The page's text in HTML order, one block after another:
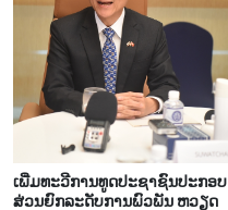
ເພີ່ມ​ທະ​ວີ​ການ​ທູດ​ປະ​ຊາ​ຊົນ​ປະ​ກອບ​
ສ່ວ​ນ​ຍົກ​ລະດັບ​ການ​ພົວ​ພັນ ຫວຽດ​